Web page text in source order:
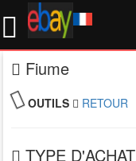
Fiume
OUTILS RETOUR
TYPE D'ACHAT